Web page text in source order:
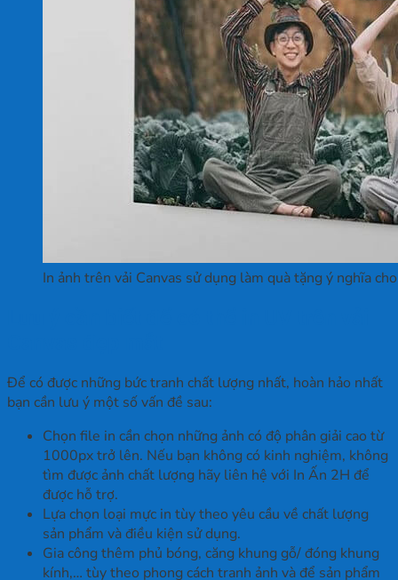
In ảnh trên vải Canvas sử dụng làm quà tặng ý nghĩa
Để có được những bức tranh chất lượng nhất, hoàn hảo nhất
bạn cần lưu ý một số vấn đề sau:
Chọn file in cần chọn những ảnh có độ phân giải cao từ
1000px trở lên. Nếu bạn không có kinh nghiệm, không
tìm được ảnh chất lượng hãy liên hệ với In Ấn 2H để
được hỗ trợ.
Lựa chọn loại mực in tùy theo yêu cầu về chất lượng
sản phẩm và điều kiện sử dụng.
Gia công thêm phủ bóng, căng khung gỗ/ đóng khung
kính,… tùy theo phong cách tranh ảnh và để sản phẩm